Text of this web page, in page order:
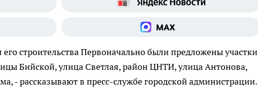
строительстваПервоначально были предложены участки
Бийской, улица Светлая, район ЦНТИ, улица Антонова,
- рассказывают в пресс-службе городской администрации.